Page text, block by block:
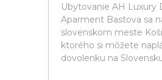
Ubytovanie AH Luxury
Aparment Bastova sa
slovenskom meste
ktorého si môžete
dovolenku na